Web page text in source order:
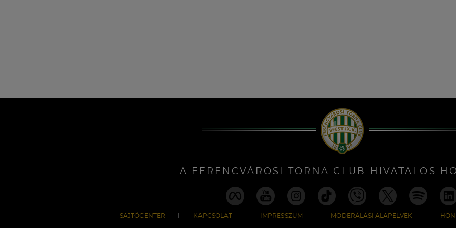
A FERENCVÁROSI TORNA CLUB HIVATALOS
SAJTÓCENTER KAPCSOLAT IMPRESSZUM MODERÁLÁSI ALAPELVEK